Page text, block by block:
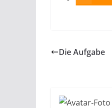
Die Aufgabe